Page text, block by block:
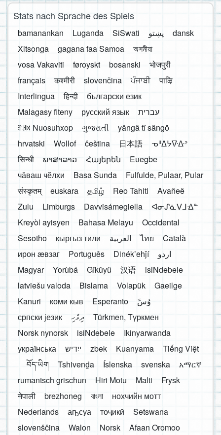
Stats nach Sprache des Spiels
bamanankan Luganda SiSwati پښتو
dansk
Xitsonga
gagana faa Samoa
অসমীয়া
vosa Vakaviti
føroyskt bosanski
भोजपुरी
français
कश्मीरी slovenčina ਪੰਜਾਬੀ
पाऴि
Interlingua
हिन्दी
български език
Malagasy fiteny
русский язык
עברית
ꆈꌠ꒿ Nuosuhxop
ગુજરાતી
yângâ tî sängö
hrvatski
Wollof čeština 日本語
ᓀᐦᐃᔭᐍᐏᐣ
सिन्धी
ພາສາລາວ Հայերեն
Eʋegbe
чӑваш чӗлхи
Basa Sunda
Fulfulde, Pulaar, Pular
संस्कृतम्
euskara தமிழ் Reo Tahiti
Avañeẽ
Zulu
Limburgs Davvisámegiella
ᐊᓂᔑᓈᐯᒧᐎᓐ
Kreyòl ayisyen
Bahasa Melayu
Occidental
Sesotho
кыргыз тили العربية ไทย
Català
ирон æвзаг
Português Dinékʼehǰí
اردو
Magyar
Yorùbá Gĩkũyũ 汉语
isiNdebele
latviešu valoda
Bislama Volapük
Gaeilge
Kanuri
коми кыв Esperanto
َوُسَ
српски језик
ދިވެހި
Türkmen, Түркмен
Norsk nynorsk
isiNdebele
Ikinyarwanda
українська
ייִדיש zbek Kuanyama
Tiếng Việt
བོད་ཡིག
Tshivenḓa Íslenska svenska
አማርኛ
rumantsch grischun
Hiri Motu Malti
Frysk
नेपाली
brezhoneg বাংলা
нохчийн мотт
Nederlands
аҧсуа тоҷикӣ
Setswana
slovenščina
Walon Norsk
Afaan Oromoo